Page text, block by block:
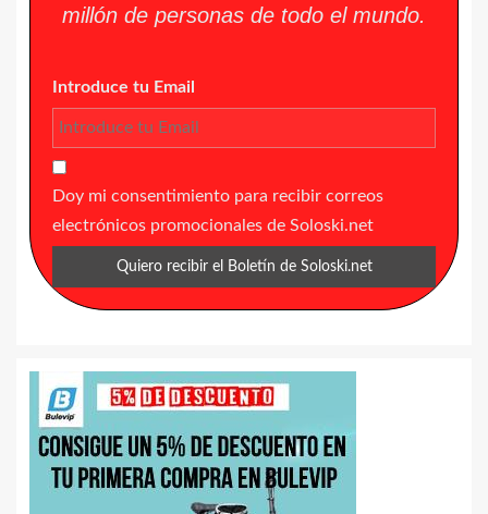
millón de personas de todo el mundo.
Introduce tu Email
Doy mi consentimiento para recibir correos
electrónicos promocionales de Soloski.net